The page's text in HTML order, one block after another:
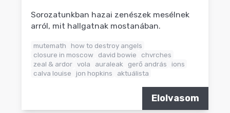
Sorozatunkban hazai zenészek mesélnek
arról, mit hallgatnak mostanában.
mutemath
how to destroy angels
closure in moscow
david bowie
chvrches
zeal & ardor vola auraleak gerő andrás
ions
calva louise
jon hopkins aktuálista
Elolvasom